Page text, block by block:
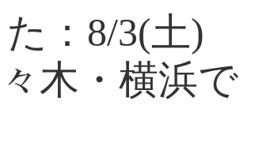
：8/3(土)
木・横浜で